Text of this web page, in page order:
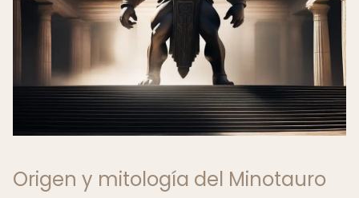
Origen y mitología del Minotauro